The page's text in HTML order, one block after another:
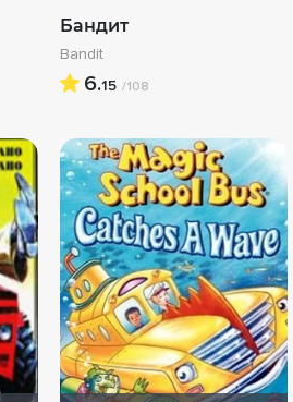
Бандит
Bandit
6.15 /108